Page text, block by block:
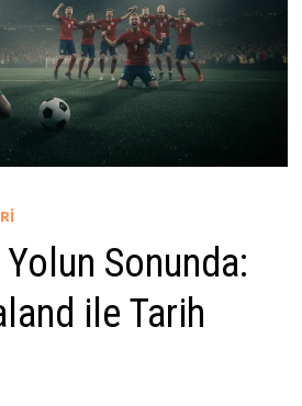
Sonunda:
ile Tarih